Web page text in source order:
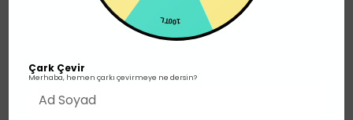
100TL
Çark Çevir
Merhaba, hemen çarkı çevirmeye ne dersin?